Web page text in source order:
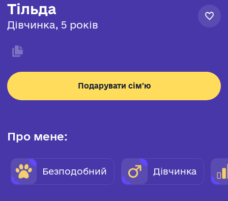
Тільда
Дівчинка, 5 років
Подарувати сім'ю
Про мене:
Безподобний Дівчинка